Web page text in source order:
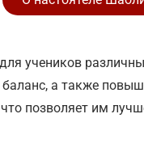
учеников
баланс, а также
позволяет им